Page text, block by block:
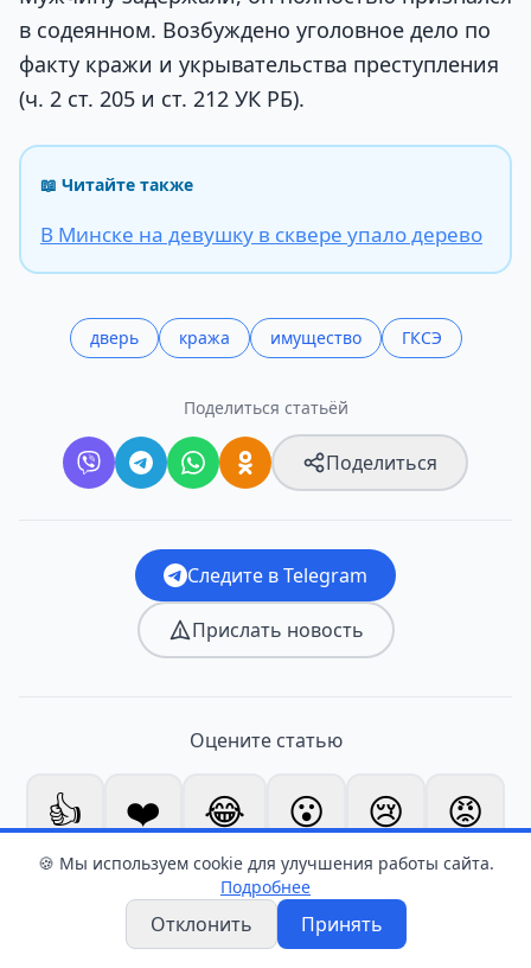
в содеянном. Возбуждено уголовное дело по
факту кражи и укрывательства преступления
(ч. 2 ст. 205 и ст. 212 УК РБ).
📖 Читайте также
В Минске на девушку в сквере упало дерево
дверь кража имущество ГКСЭ
Поделиться статьёй
Поделиться
Следите в Telegram
Прислать новость
Оцените статью
👍 ❤️ 😂 😮 😢 😡
🍪 Мы используем cookie для улучшения работы сайта.
Подробнее
Отклонить Принять